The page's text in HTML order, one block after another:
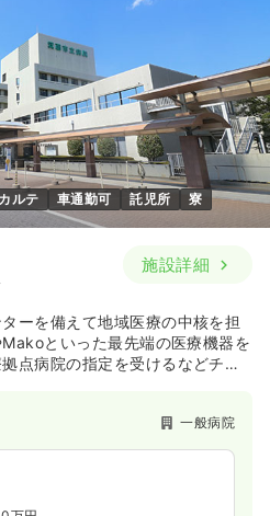
ルテ 車通勤可 託児所 寮
施設詳細
ーを備えて地域医療の中核を担
といった最先端の医療機器を
点病院の指定を受けるなどチー
一般病院